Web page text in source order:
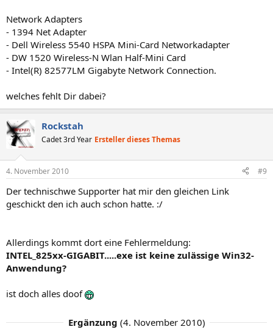
Network Adapters
- 1394 Net Adapter
- Dell Wireless 5540 HSPA Mini-Card Networkadapter
- DW 1520 Wireless-N Wlan Half-Mini Card
- Intel(R) 82577LM Gigabyte Network Connection.
welches fehlt Dir dabei?
Rockstah
Cadet 3rd Year Ersteller dieses Themas
4. November 2010 #9
Der technischwe Supporter hat mir den gleichen Link
geschickt den ich auch schon hatte. :/
Allerdings kommt dort eine Fehlermeldung:
INTEL_825xx-GIGABIT.....exe ist keine zulässige Win32-
Anwendung?
ist doch alles doof
Ergänzung (4. November 2010)